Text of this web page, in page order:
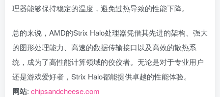
理器能够保持稳定的温度，避免过热导致的性能下降。
总的来说，AMD的Strix Halo处理器凭借其先进的架构、强大
的图形处理能力、高速的数据传输接口以及高效的散热系
统，成为了高性能计算领域的佼佼者。无论是对于专业用户
还是游戏爱好者，Strix Halo都能提供卓越的性能体验。
网站: chipsandcheese.com